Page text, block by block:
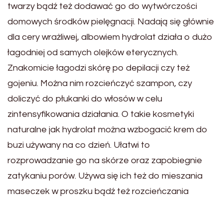
twarzy bądź też dodawać go do wytwórczości
domowych środków pielęgnacji. Nadają się głównie
dla cery wrażliwej, albowiem hydrolat działa o dużo
łagodniej od samych olejków eterycznych.
Znakomicie łagodzi skórę po depilacji czy też
gojeniu. Można nim rozcieńczyć szampon, czy
doliczyć do płukanki do włosów w celu
zintensyfikowania działania. O takie kosmetyki
naturalne jak hydrolat można wzbogacić krem do
buzi używany na co dzień. Ułatwi to
rozprowadzanie go na skórze oraz zapobiegnie
zatykaniu porów. Używa się ich też do mieszania
maseczek w proszku bądź też rozcieńczania